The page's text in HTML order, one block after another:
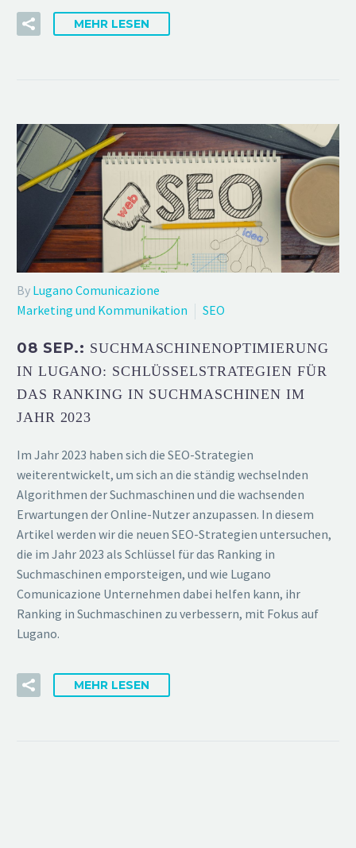
MEHR LESEN
By Lugano Comunicazione
Marketing und Kommunikation
SEO
08 SEP.: SUCHMASCHINENOPTIMIERUNG
IN LUGANO: SCHLÜSSELSTRATEGIEN FÜR
DAS RANKING IN SUCHMASCHINEN IM
JAHR 2023
Im Jahr 2023 haben sich die SEO-Strategien
weiterentwickelt, um sich an die ständig wechselnden
Algorithmen der Suchmaschinen und die wachsenden
Erwartungen der Online-Nutzer anzupassen. In diesem
Artikel werden wir die neuen SEO-Strategien untersuchen,
die im Jahr 2023 als Schlüssel für das Ranking in
Suchmaschinen emporsteigen, und wie Lugano
Comunicazione Unternehmen dabei helfen kann, ihr
Ranking in Suchmaschinen zu verbessern, mit Fokus auf
Lugano.
MEHR LESEN